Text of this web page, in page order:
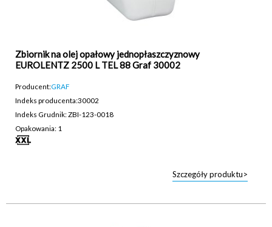
Zbiornik na olej opałowy jednopłaszczyznowy
EUROLENTZ 2500 L TEL 88 Graf 30002
Producent:GRAF
Indeks producenta:30002
Indeks Grudnik: ZBI-123-0018
Opakowania: 1
Szczegóły produktu>